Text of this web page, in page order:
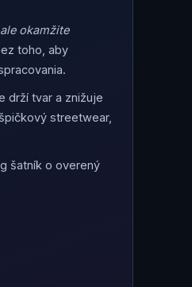
okamžite
toho, aby
drží tvar a znižuje
streetwear,
šatník o overený